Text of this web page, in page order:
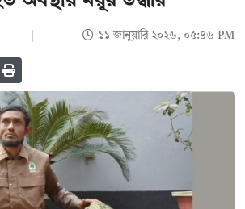
১১ জানুয়ারি ২০২৬, ০৫:৪৬ PM